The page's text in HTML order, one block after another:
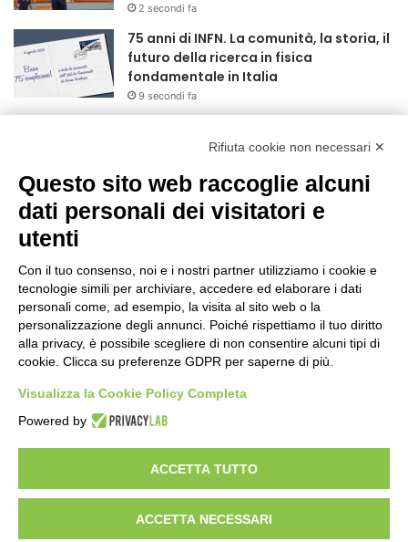
2 secondi fa
75 anni di INFN. La comunità, la storia, il
futuro della ricerca in fisica
fondamentale in Italia
9 secondi fa
nel pieno della stagione turistica
Grande partecipazione alla Festa della
15 ore fa
Pininfarina, Davide Loris Amantea è il
nuovo Chief Creative Officer
1 giorno fa
agosto apre il cuore dell’estate
2 giorni fa
Visibileweb - IT03270560802 - info@cronacamilano.it
Privacy Policy
Rifiuta cookie non necessari ✕
Questo sito web raccoglie alcuni
dati personali dei visitatori e
utenti
Con il tuo consenso, noi e i nostri partner utilizziamo i cookie e
tecnologie simili per archiviare, accedere ed elaborare i dati
personali come, ad esempio, la visita al sito web o la
personalizzazione degli annunci. Poiché rispettiamo il tuo diritto
alla privacy, è possibile scegliere di non consentire alcuni tipi di
cookie. Clicca su preferenze GDPR per saperne di più.
Visualizza la Cookie Policy Completa
Powered by
ACCETTA TUTTO
ACCETTA NECESSARI